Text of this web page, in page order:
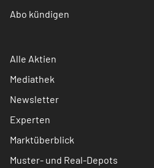
Abo kündigen
Alle Aktien
Mediathek
Newsletter
Experten
Marktüberblick
Muster- und Real-Depots